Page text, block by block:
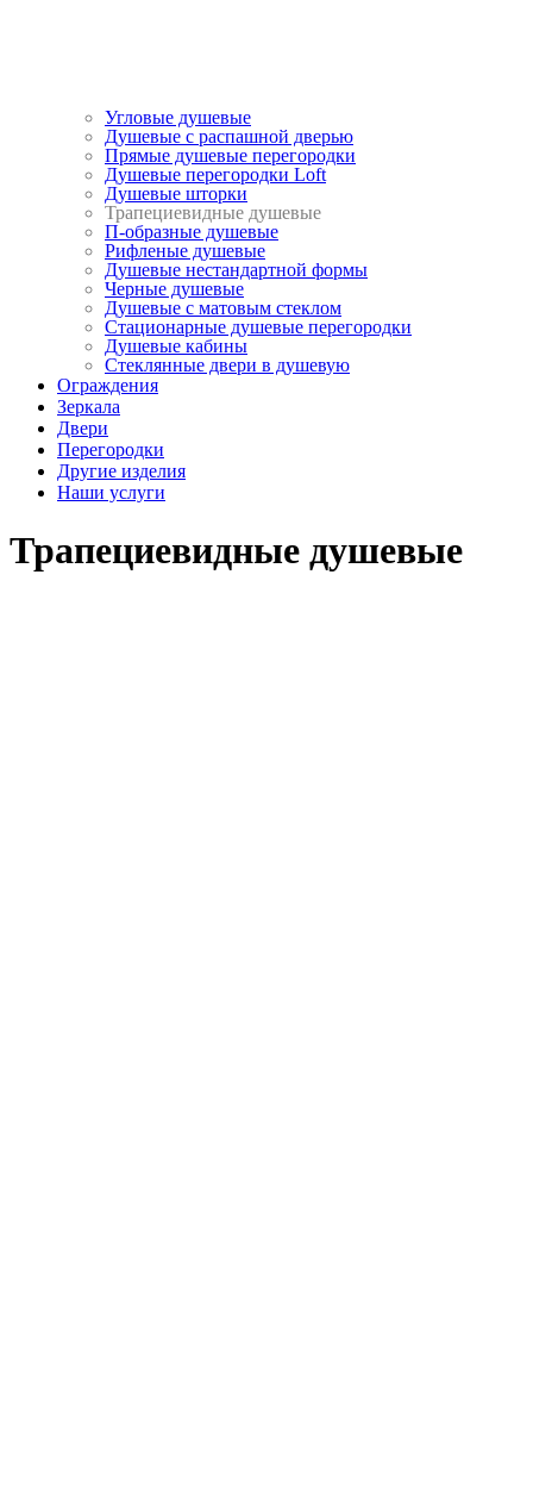
Угловые душевые
Душевые с распашной дверью
Прямые душевые перегородки
Душевые перегородки Loft
Душевые шторки
Трапециевидные душевые
П-образные душевые
Рифленые душевые
Душевые нестандартной формы
Черные душевые
Душевые с матовым стеклом
Стационарные душевые перегородки
Душевые кабины
Стеклянные двери в душевую
Ограждения
Зеркала
Двери
Перегородки
Другие изделия
Наши услуги
Трапециевидные душевые